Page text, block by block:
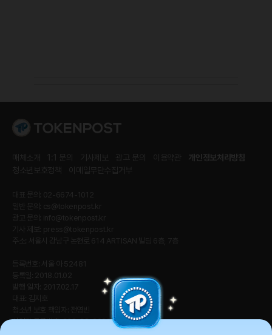
매체소개 기사제보 광고 문의 이용약관
개인정보처리방침
청소년보호정책
이메일무단수집거부
대표 문의: 02-6674-1012
일반 문의: cs@tokenpost.kr
광고 문의:
info@tokenpost.kr
기사 제보: press@tokenpost.kr
주소: 서울시 강남구 논현로 614 ARTISAN 빌딩 6층, 7층
등록번호: 서울 아 52481
등록일: 2018.01.02
발행 일자: 2017.02.17
대표: 김지호
청소년 보호 책임자: 전영빈
사업자 등록번호: 232-88-00885